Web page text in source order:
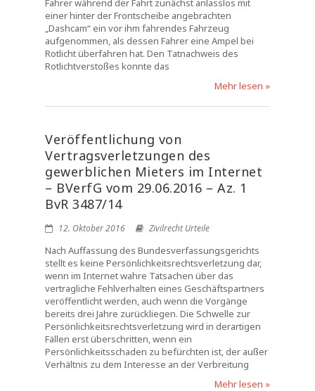
Fahrer während der Fahrt zunächst anlasslos mit
einer hinter der Frontscheibe angebrachten
„Dashcam“ ein vor ihm fahrendes Fahrzeug
aufgenommen, als dessen Fahrer eine Ampel bei
Rotlicht überfahren hat. Den Tatnachweis des
Rotlichtverstoßes konnte das
Mehr lesen »
Veröffentlichung von
Vertragsverletzungen des
gewerblichen Mieters im Internet
– BVerfG vom 29.06.2016 – Az. 1
BvR 3487/14
12. Oktober 2016 Zivilrecht Urteile
Nach Auffassung des Bundesverfassungsgerichts
stellt es keine Persönlichkeitsrechtsverletzung dar,
wenn im Internet wahre Tatsachen über das
vertragliche Fehlverhalten eines Geschäftspartners
veröffentlicht werden, auch wenn die Vorgänge
bereits drei Jahre zurückliegen. Die Schwelle zur
Persönlichkeitsrechtsverletzung wird in derartigen
Fällen erst überschritten, wenn ein
Persönlichkeitsschaden zu befürchten ist, der außer
Verhältnis zu dem Interesse an der Verbreitung
Mehr lesen »